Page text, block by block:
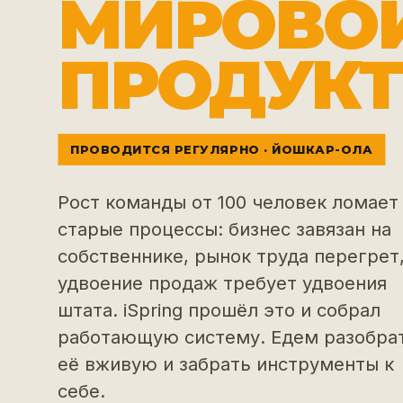
ПРОДУКТ
ПРОВОДИТСЯ РЕГУЛЯРНО · ЙОШКАР-ОЛА
Рост команды от 100 человек ломает
старые процессы: бизнес завязан на
собственнике, рынок труда
удвоение продаж требует удвоения
штата. iSpring прошёл это и собрал
работающую систему. Едем
её вживую и забрать инструменты к
себе.